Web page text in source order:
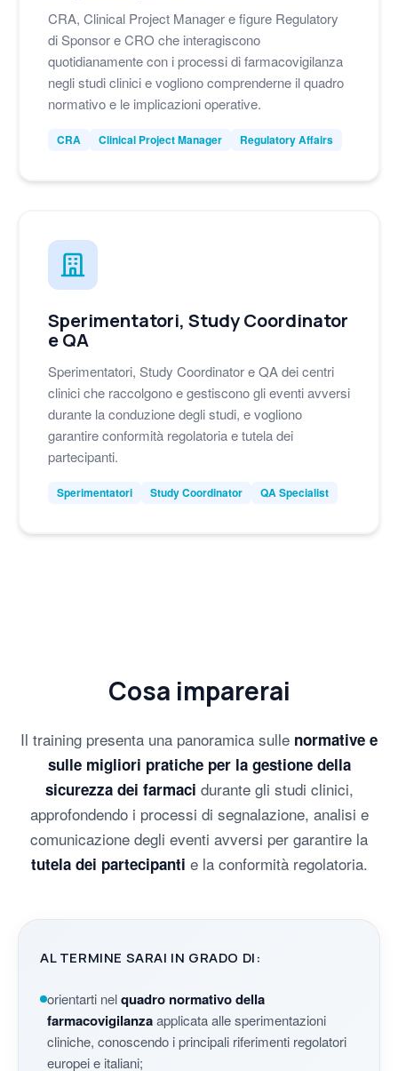
CRA, Clinical Project Manager e figure Regulatory
di Sponsor e CRO che interagiscono
quotidianamente con i processi di farmacovigilanza
negli studi clinici e vogliono comprenderne il quadro
normativo e le implicazioni operative.
CRA Clinical Project Manager Regulatory Affairs
Sperimentatori, Study Coordinator
e QA
Sperimentatori, Study Coordinator e QA dei centri
clinici che raccolgono e gestiscono gli eventi avversi
durante la conduzione degli studi, e vogliono
garantire conformità regolatoria e tutela dei
partecipanti.
Sperimentatori Study Coordinator QA Specialist
Cosa imparerai
Il training presenta una panoramica sulle normative e
sulle migliori pratiche per la gestione della
sicurezza dei farmaci durante gli studi clinici,
approfondendo i processi di segnalazione, analisi e
comunicazione degli eventi avversi per garantire la
tutela dei partecipanti e la conformità regolatoria.
AL TERMINE SARAI IN GRADO DI:
orientarti nelquadro normativo della
farmacovigilanzaapplicata alle sperimentazioni
cliniche, conoscendo i principali riferimenti regolatori
europei e italiani;